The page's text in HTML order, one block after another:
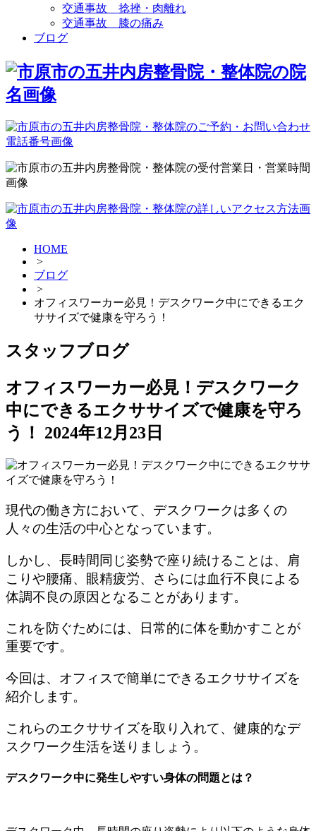
交通事故 捻挫・肉離れ
交通事故 膝の痛み
ブログ
HOME
>
ブログ
>
オフィスワーカー必見！デスクワーク中にできるエク
ササイズで健康を守ろう！
スタッフブログ
オフィスワーカー必見！デスクワーク
中にできるエクササイズで健康を守ろ
う！
2024年12月23日
現代の働き方において、デスクワークは多くの
人々の生活の中心となっています。
しかし、長時間同じ姿勢で座り続けることは、肩
こりや腰痛、眼精疲労、さらには血行不良による
体調不良の原因となることがあります。
これを防ぐためには、日常的に体を動かすことが
重要です。
今回は、オフィスで簡単にできるエクササイズを
紹介します。
これらのエクササイズを取り入れて、健康的なデ
スクワーク生活を送りましょう。
デスクワーク中に発生しやすい身体の問題とは？